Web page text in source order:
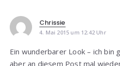
Chrissie
4. Mai 2015 um 12:42 Uhr
Ein wunderbarer Look – ich bin
aber an diesem Post mal